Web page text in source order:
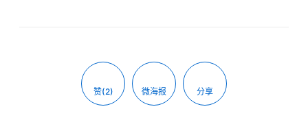
赞(2) 微海报 分享